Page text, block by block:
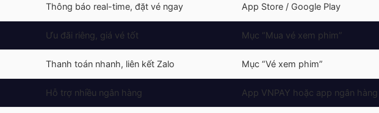
Thông báo real-time, đặt vé ngay App Store / Google Play
Ưu đãi riêng, giá vé tốt Mục “Mua vé xem phim”
Thanh toán nhanh, liên kết Zalo Mục “Vé xem phim”
Hỗ trợ nhiều ngân hàng App VNPAY hoặc app ngân hàng